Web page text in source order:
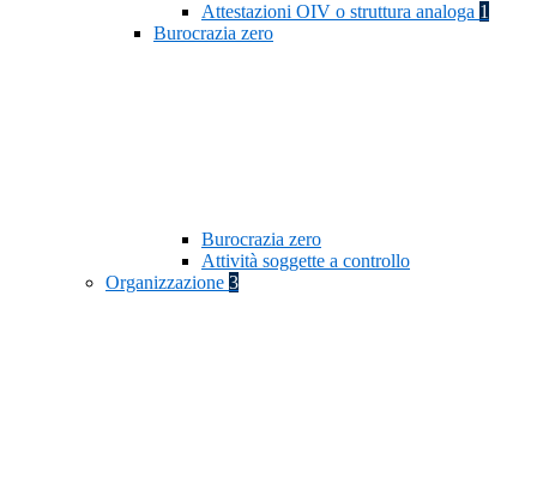
Attestazioni OIV o struttura analoga 1
Burocrazia zero
Burocrazia zero
Attività soggette a controllo
Organizzazione 3